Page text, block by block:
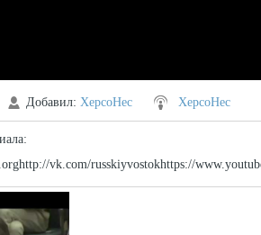
Добавил: XepcoHec XepcoHec
:
vk.com/russkiyvostokhttps://